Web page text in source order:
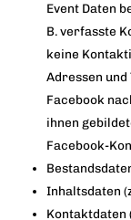
Event Daten
B. verfasste
keine
Adressen
Facebook
ihnen
Facebook-
Inhaltsdaten
Kontaktdaten